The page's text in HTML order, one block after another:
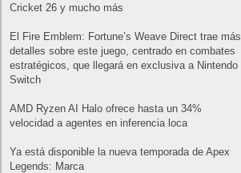
Cricket 26 y mucho más
El Fire Emblem: Fortune’s Weave Direct trae más
detalles sobre este juego, centrado en combates
estratégicos, que llegará en exclusiva a Nintendo
Switch
AMD Ryzen AI Halo ofrece hasta un 34%
velocidad a agentes en inferencia loca
Ya está disponible la nueva temporada de Apex
Legends: Marca